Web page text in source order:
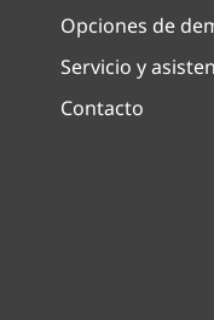
Opciones de
Servicio y
Contacto